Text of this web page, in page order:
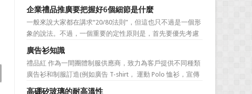
主題推廣之中、產品的介紹之中還是旗艦店的推廣之中，“年
度最低”、“全網最低”等字眼標牌出處皆是。禮品公司都將消
費者的目光鎖定在了價格之上。禮品行業的營銷價格戰究竟
何時可以休止？...
企業禮品推廣要把握好6個細節是什麼
一般來說大家都在講求“20/80法則”，但這也只不過是一個形
象的說法。不過，一個重要的定性原則是，首先要優先考慮
縣級渠道成員，而後再兼顧地市級經銷商，最好是把二者的
積極性都調動起來。在這些禮品發放的過程中，在時間和時
機交錯上也要給與較多地考慮。從目前潤滑油產品推廣的常
見形式來看，...
廣告衫知識
禮品紅 作為一間團體制服供應商，致力為客戶提供不同種類
廣告衫和制服訂造(例如廣告 T-shirt， 運動 Polo 恤衫，宣傳
背心，風褸外套禮品，訂造球衣等)，從公司員工制服，到不
高硼矽玻璃的耐高溫性